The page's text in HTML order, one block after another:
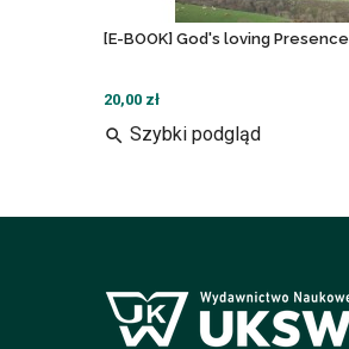
[E-BOOK] God's loving Presence
20,00 zł
search Szybki podgląd